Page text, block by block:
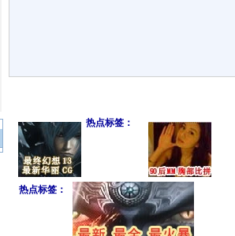
热点标签：
热点标签：